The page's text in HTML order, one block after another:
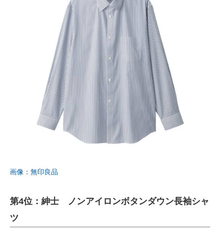
画像：無印良品
第4位：紳士 ノンアイロンボタンダウン長袖シャ
ツ